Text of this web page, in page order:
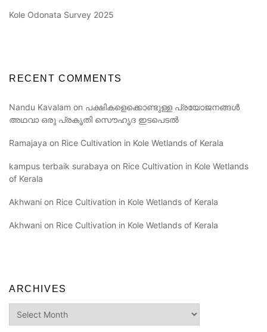
Kole Odonata Survey 2025
RECENT COMMENTS
Nandu Kavalam on പക്ഷികളെക്കൊണ്ടുള്ള പ്രയോജനങ്ങൾ
അഥവാ ഒരു പ്രകൃതി സൌഹൃദ ഇടപെടൽ
Ramajaya on Rice Cultivation in Kole Wetlands of Kerala
kampus terbaik surabaya on Rice Cultivation in Kole Wetlands
of Kerala
Akhwani on Rice Cultivation in Kole Wetlands of Kerala
Akhwani on Rice Cultivation in Kole Wetlands of Kerala
ARCHIVES
Archives